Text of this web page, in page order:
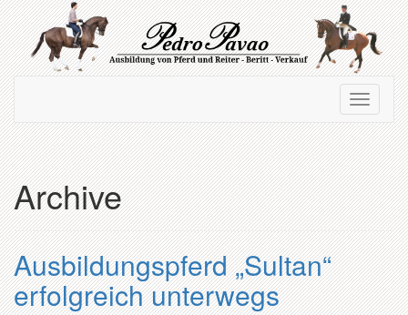
Zum
Hauptinhalt
springen
ein-/
Archive
Ausbildungspferd „Sultan“
erfolgreich unterwegs